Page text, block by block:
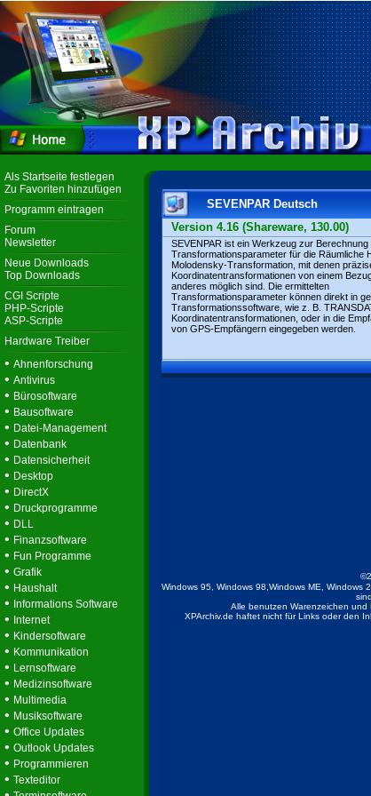
Als Startseite festlegen
Zu Favoriten hinzufügen
Programm eintragen
Forum
Newsletter
Neue Downloads
Top Downloads
CGI Scripte
PHP-Scripte
ASP-Scripte
Hardware Treiber
• Ahnenforschung
• Antivirus
• Bürosoftware
• Bausoftware
• Datei-Management
• Datenbank
• Datensicherheit
• Desktop
• DirectX
• Druckprogramme
• DLL
• Finanzsoftware
• Fun Programme
• Grafik
• Haushalt
• Informations Software
• Internet
• Kindersoftware
• Kommunikation
• Lernsoftware
• Medizinsoftware
• Multimedia
• Musiksoftware
• Office Updates
• Outlook Updates
• Programmieren
• Texteditor
SEVENPAR Deutsch
Version 4.16 (Shareware, 130.00)
SEVENPAR ist ein Werkzeug zur
Transformationsparameter für die Räumliche
Molodensky-Transformation, mit denen
Koordinatentransformationen von einem
anderes möglich sind. Die ermittelten
Transformationsparameter können direkt in
Transformationssoftware, wie z. B.
Koordinatentransformationen, oder in die
von GPS-Empfängern eingegeben werden.
Windows 95, Windows 98,Windows ME, Windows
Alle benutzen Warenzeichen und
XPArchiv.de haftet nicht für Links oder den